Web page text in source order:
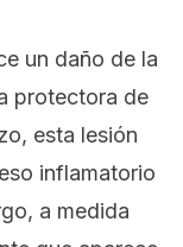
un daño de la
protectora de
esta lesión
inflamatorio
a medida